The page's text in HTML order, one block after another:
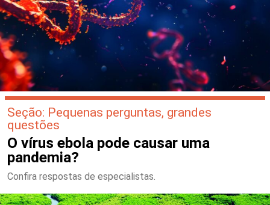
Seção: Pequenas perguntas, grandes
questões
O vírus ebola pode causar uma
pandemia?
Confira respostas de especialistas.